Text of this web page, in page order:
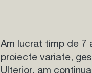
Am lucrat timp de 7
proiecte variate,
Ulterior, am